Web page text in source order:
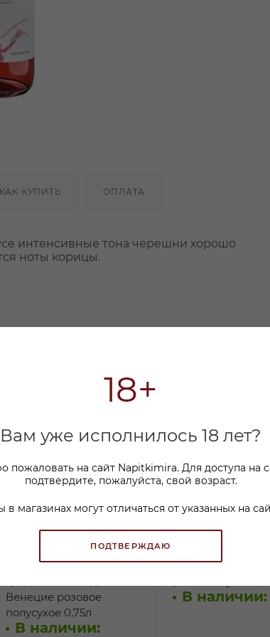
18+
Вам уже исполнилось 18 лет?
пожаловать на сайт Napitkimira. Для доступа на
подтвердите, пожалуйста, свой возраст.
в магазинах могут отличаться от указанных на
ПОДТВЕРЖДАЮ
КАК КУПИТЬ ОПЛАТА
интенсивные тона черешни хорошо
ноты корицы.
Вино Чело Пино
Венецие розовое
полусухое 0,75л
В наличии:
Вино Пфефферер
В наличии: